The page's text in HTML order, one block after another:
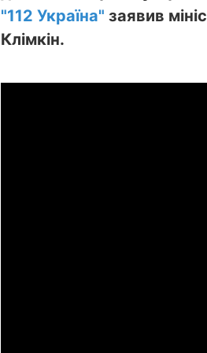
"112 Україна" заявив
Клімкін.